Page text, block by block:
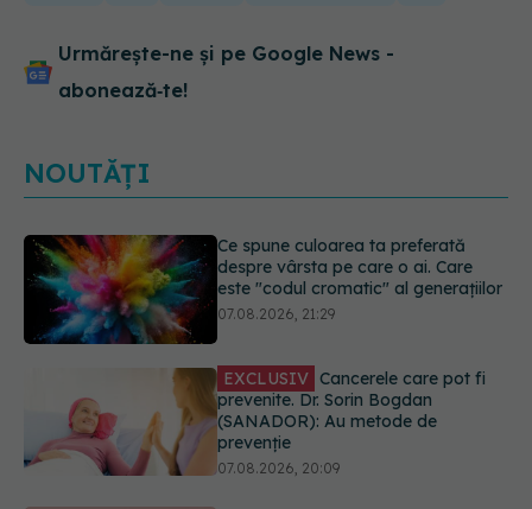
Urmărește-ne și pe Google News -
abonează‑te!
NOUTĂȚI
EXCLUSIV Cancerele care pot fi
prevenite. Dr. Sorin Bogdan
(SANADOR): Au metode de
prevenție
Testul din deget care ar putea
indica riscul pentru 8 boli majore
07.08.2026, 18:34